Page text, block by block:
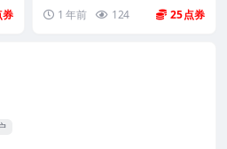
1 年前 124 25